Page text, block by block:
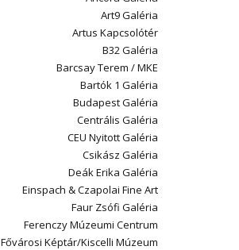
Art9 Galéria
Artus Kapcsolótér
B32 Galéria
Barcsay Terem / MKE
Bartók 1 Galéria
Budapest Galéria
Centrális Galéria
CEU Nyitott Galéria
Csikász Galéria
Deák Erika Galéria
Einspach & Czapolai Fine Art
Faur Zsófi Galéria
Ferenczy Múzeumi Centrum
Fővárosi Képtár/Kiscelli Múzeum